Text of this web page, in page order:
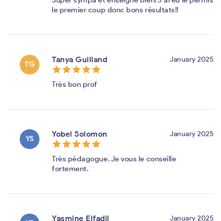
le premier coup donc bons résultats!!
TG
Tanya Guilland
star_border
star star_border
star star_border
star star_border
star star_border
star
January 2025
Très bon prof
YS
Yobel Solomon
star_border
star star_border
star star_border
star star_border
star star_border
star
January 2025
Très pédagogue. Je vous le conseille
fortement.
Yasmine Elfadil January 2025